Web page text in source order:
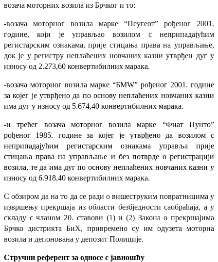
возача моторних возила из Брчког и то:
-возача моторног возила марке “Пеугеот” рођеног 2001.
године, који је управљао возилом с неприпадајућим
регистарским ознакама, прије стицања права на управљање,
док је у регистру неплаћених новчаних казни утврђен дуг у
износу од 2.273,60 конвертибилних марака.
-возача моторног возила марке “БМW” рођеног 2001. године
за којег је утврђено да по основу неплаћених новчаних казни
има дуг у износу од 5.674,40 конвертибилних марака.
-и трећег возача
моторног возила марке “Фиат Пунто”
рођеног 1985. године за којег је утврђено да возилом с
неприпадајућим регистарским ознакама управља прије
стицања права на управљање и без потврде о регистрацији
возила, те да има дуг по основу неплаћених новчаних казни у
износу од 6.918,40 конвертибилних марака.
С обзиром да на то да се ради о вишеструким повратницима у
извршењу прекршаја из области безбједности саобраћаја, а у
складу с чланом 20. ставови (1) и (2) Закона о прекршајима
Брчко дистрикта БиХ, привремено су им одузета моторна
возила и депонована у депозит Полиције.
Стручни референт за односе с јавношћу